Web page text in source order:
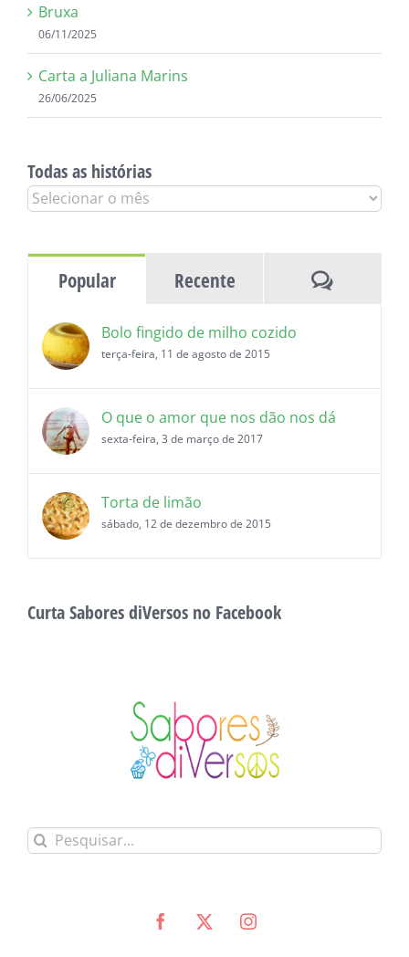
Bruxa
06/11/2025
Carta a Juliana Marins
26/06/2025
Todas as histórias
Todas
Popular Recente
Bolo fingido de milho cozido
terça-feira, 11 de agosto de 2015
O que o amor que nos dão nos dá
sexta-feira, 3 de março de 2017
Torta de limão
sábado, 12 de dezembro de 2015
Curta Sabores diVersos no Facebook
Buscar